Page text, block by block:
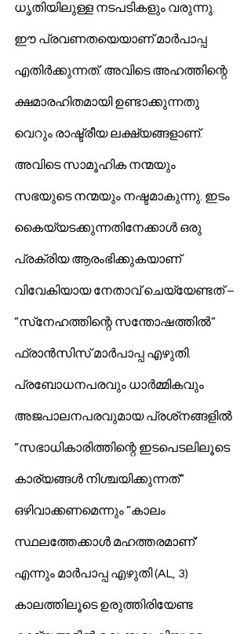
ധൃതിയിലുള്ള നടപടികളും വരുന്നു.
ഈ പ്രവണതയെയാണ് മാര്‍പാപ്പ
എതിര്‍ക്കുന്നത്. അവിടെ അഹത്തിന്റെ
ക്ഷമാരഹിതമായി ഉണ്ടാക്കുന്നതു
വെറും രാഷ്ട്രീയ ലക്ഷ്യങ്ങളാണ്.
അവിടെ സാമൂഹിക നന്മയും
സഭയുടെ നന്മയും നഷ്ടമാകുന്നു. ഇടം
കൈയ്യടക്കുന്നതിനേക്കാള്‍ ഒരു
പ്രക്രിയ ആരംഭിക്കുകയാണ്
വിവേകിയായ നേതാവ് ചെയ്യേണ്ടത് –
”സ്‌നേഹത്തിന്റെ സന്തോഷത്തില്‍”
ഫ്രാന്‍സിസ് മാര്‍പാപ്പ എഴുതി.
പ്രബോധനപരവും ധാര്‍മ്മികവും
അജപാലനപരവുമായ പ്രശ്‌നങ്ങളില്‍
”സഭാധികാരിത്തിന്റെ ഇടപെടലിലൂടെ
കാര്യങ്ങള്‍ നിശ്ചയിക്കുന്നത്”
ഒഴിവാക്കണമെന്നും ”കാലം
സ്ഥലത്തേക്കാള്‍ മഹത്തരമാണ്’
എന്നും മാര്‍പാപ്പ എഴുതി (AL, 3)
കാലത്തിലൂടെ ഉരുത്തിരിയേണ്ട